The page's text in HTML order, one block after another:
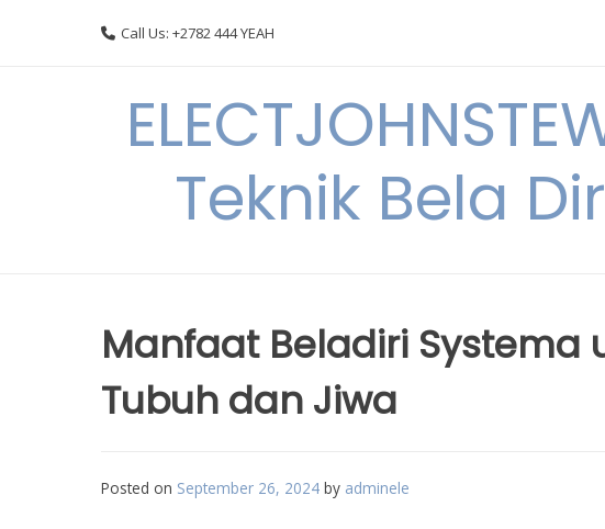
Call Us: +2782 444 YEAH
Teknik Bela
Manfaat Beladiri Systema
Tubuh dan Jiwa
Posted on September 26, 2024 by adminele